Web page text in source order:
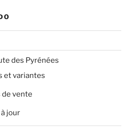
des Pyrénées
et variantes
de vente
à jour